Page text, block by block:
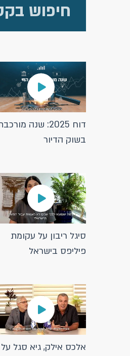
חיפוש
דוח 2025: שנה
בשוק הדיור
סיגל ריבון על עקומת
פיליפס בישראל
אלכס אילק, גיא סגל על